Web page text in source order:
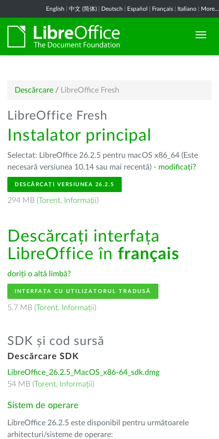
English 中文 (简体) Deutsch Español Français Italiano More...
Descărcare / LibreOffice Fresh
LibreOffice Fresh
Instalator principal
Selectat: LibreOffice 26.2.5 pentru macOS x86_64 (Este
necesară versiunea 10.14 sau mai recentă) - modificați?
DESCĂRCAȚI VERSIUNEA 26.2.5
294 MB (Torent, Informații)
Descărcați interfața
LibreOffice în français
doriți o altă limbă?
INTERFAȚA CU UTILIZATORUL TRADUSĂ
5.7 MB (Torent, Informații)
SDK și cod sursă
Descărcare SDK
LibreOffice_26.2.5_MacOS_x86-64_sdk.dmg
54 MB (Torent, Informații)
Sistem de operare
LibreOffice 26.2.5 este disponibil pentru următoarele
arhitecturi/sisteme de operare: